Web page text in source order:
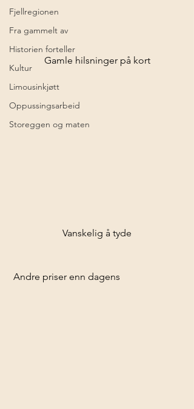
Fjellregionen
Fra gammelt av
Historien forteller
Kultur
Limousinkjøtt
Oppussingsarbeid
Storeggen og maten
Gamle hilsninger på kort
Vanskelig å tyde
Andre priser enn dagens